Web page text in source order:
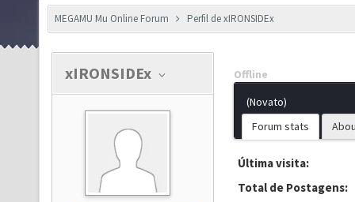
MEGAMU Mu Online Forum Perfil de xIRONSIDEx
xIRONSIDEx
Offline
(Novato)
Forum stats
Última visita:
Total de Postagens: